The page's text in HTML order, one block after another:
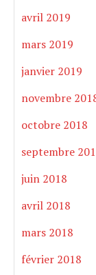
avril 2019
mars 2019
janvier 2019
novembre
octobre 2018
septembre
juin 2018
avril 2018
mars 2018
février 2018